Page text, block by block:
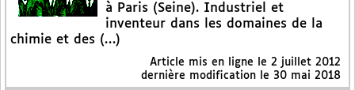
à Paris (Seine). Industriel et
inventeur dans les domaines de la
chimie et des (…)
Article mis en ligne le 2 juillet 2012
dernière modification le 30 mai 2018